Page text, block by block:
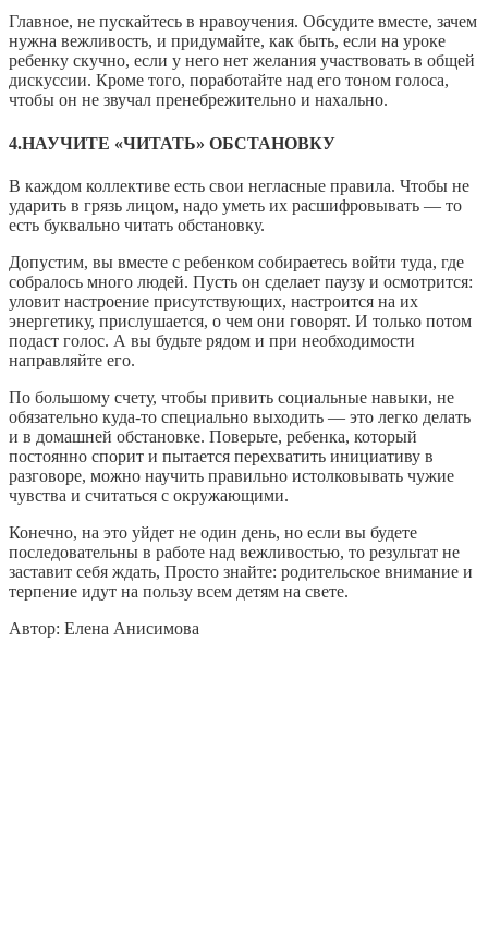
Главное, не пускайтесь в нравоучения. Обсудите вместе, зачем
нужна вежливость, и придумайте, как быть, если на уроке
ребенку скучно, если у него нет желания участвовать в общей
дискуссии. Кроме того, поработайте над его тоном голоса,
чтобы он не звучал пренебрежительно и нахально.
4.НАУЧИТЕ «ЧИТАТЬ» ОБСТАНОВКУ
В каждом коллективе есть свои негласные правила. Чтобы не
ударить в грязь лицом, надо уметь их расшифровывать — то
есть буквально читать обстановку.
Допустим, вы вместе с ребенком собираетесь войти туда, где
собралось много людей. Пусть он сделает паузу и осмотрится:
уловит настроение присутствующих, настроится на их
энергетику, прислушается, о чем они говорят. И только потом
подаст голос. А вы будьте рядом и при необходимости
направляйте его.
По большому счету, чтобы привить социальные навыки, не
обязательно куда-то специально выходить — это легко делать
и в домашней обстановке. Поверьте, ребенка, который
постоянно спорит и пытается перехватить инициативу в
разговоре, можно научить правильно истолковывать чужие
чувства и считаться с окружающими.
Конечно, на это уйдет не один день, но если вы будете
последовательны в работе над вежливостью, то результат не
заставит себя ждать, Просто знайте: родительское внимание и
терпение идут на пользу всем детям на свете.
Автор: Елена Анисимова